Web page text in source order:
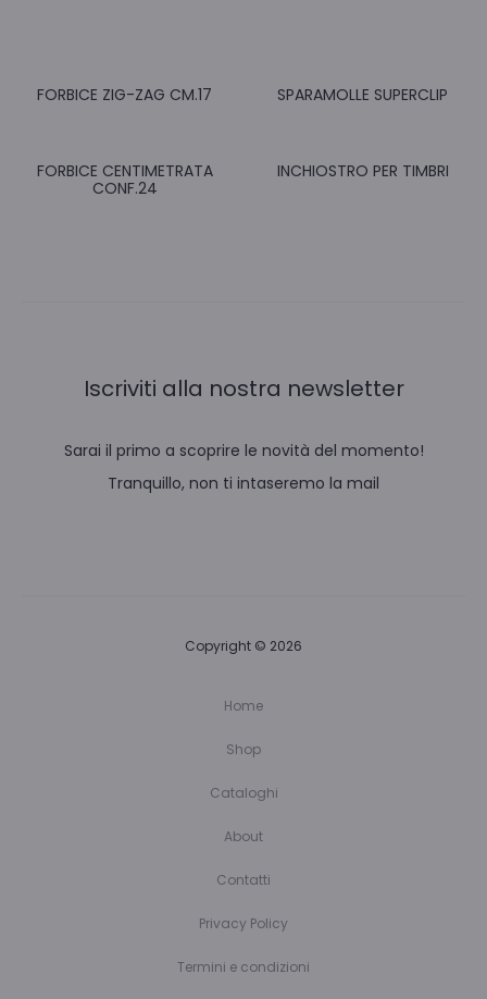
FORBICE ZIG-ZAG CM.17 SPARAMOLLE SUPERCLIP
FORBICE CENTIMETRATA
CONF.24
INCHIOSTRO PER TIMBRI
Iscriviti alla nostra newsletter
Sarai il primo a scoprire le novità del momento!
Tranquillo, non ti intaseremo la mail
Copyright © 2026
Home
Shop
Cataloghi
About
Contatti
Privacy Policy
Termini e condizioni